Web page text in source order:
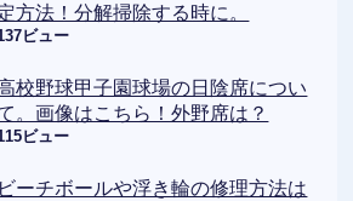
方法！分解掃除する時に。
ビュー
校野球甲子園球場の日陰席につい
。画像はこちら！外野席は？
ビュー
ビーチボールや浮き輪の修理方法は